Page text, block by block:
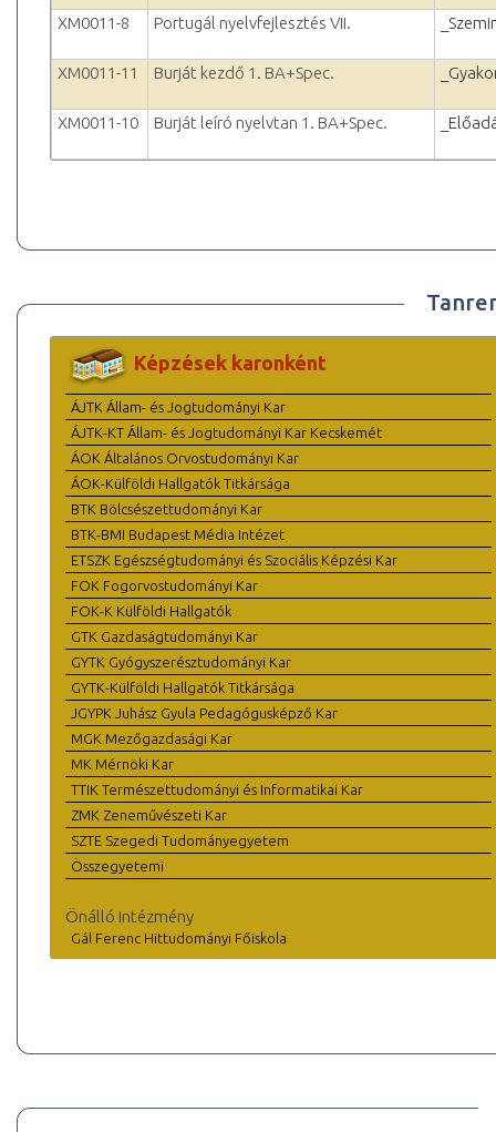
XM0011-8 Portugál nyelvfejlesztés VII.
XM0011-11 Burját kezdő 1. BA+Spec.
XM0011-10 Burját leíró nyelvtan 1. BA+Spec.
Képzések karonként
ÁJTK Állam- és Jogtudományi Kar
ÁJTK-KT Állam- és Jogtudományi Kar Kecskemét
ÁOK Általános Orvostudományi Kar
ÁOK-Külföldi Hallgatók Titkársága
BTK Bölcsészettudományi Kar
BTK-BMI Budapest Média Intézet
ETSZK Egészségtudományi és Szociális Képzési Kar
FOK Fogorvostudományi Kar
FOK-K Külföldi Hallgatók
GTK Gazdaságtudományi Kar
GYTK Gyógyszerésztudományi Kar
GYTK-Külföldi Hallgatók Titkársága
JGYPK Juhász Gyula Pedagógusképző Kar
MGK Mezőgazdasági Kar
MK Mérnöki Kar
TTIK Természettudományi és Informatikai Kar
ZMK Zeneművészeti Kar
SZTE Szegedi Tudományegyetem
Összegyetemi
Önálló intézmény
Gál Ferenc Hittudományi Főiskola